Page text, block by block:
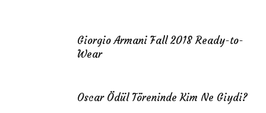
Giorgio Armani Fall 2018 Ready-to-
Wear
Oscar Ödül Töreninde Kim Ne Giydi?